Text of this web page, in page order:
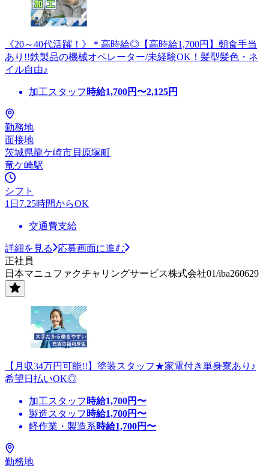
《20～40代活躍！》＊高時給◎【高時給1,700円】朝食手当
あり!!鉄製品の機械オペレーター/未経験OK！髪型髪色・ネ
イル自由♪
加工スタッフ 時給1,700円〜2,125円
勤務地
面接地
茨城県龍ケ崎市貝原塚町
竜ケ崎駅
シフト
1日7.25時間からOK
交通費支給
詳細を見る
応募画面に進む
正社員
日本マニュファクチャリングサービス株式会社01/iba260629
【月収34万円可能!!】塗装スタッフ★家電付き単身寮あり♪
希望日払いOK◎
加工スタッフ 時給1,700円〜
製造スタッフ 時給1,700円〜
軽作業・製造系時給1,700円〜
勤務地